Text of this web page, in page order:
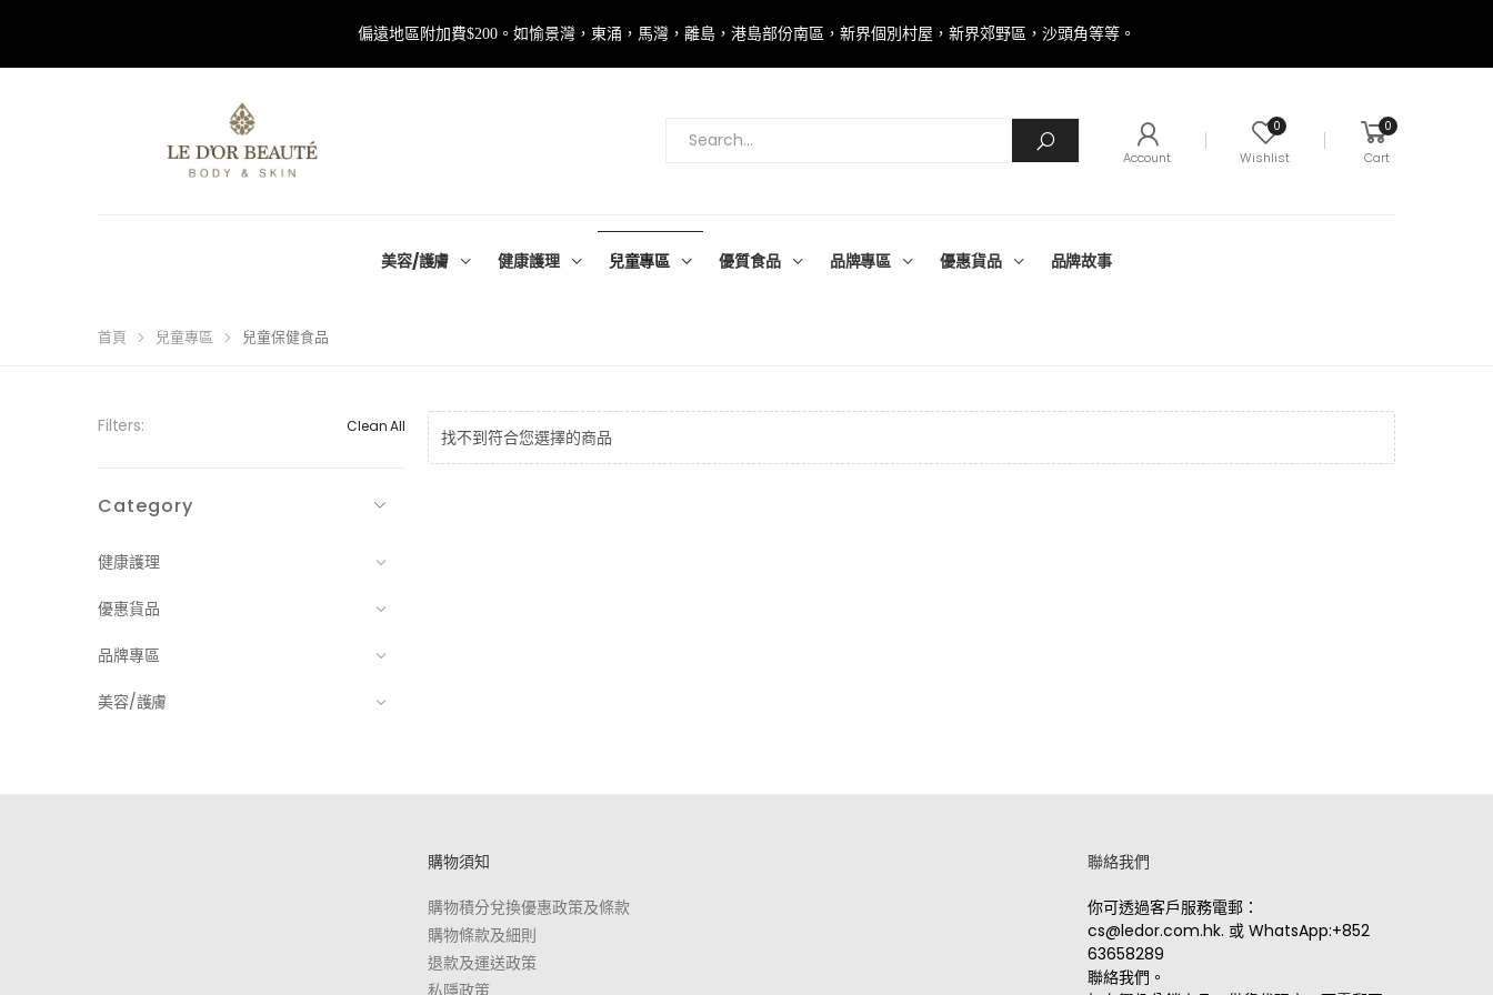
偏遠地區附加費$200。如愉景灣，東涌，馬灣，離島，港島部份南區，新界個別村屋，新界郊野區，沙頭角等等。
Account
0
Wishlist
0
Cart
美容/護膚 健康護理 兒童專區 優質食品 品牌專區 優惠貨品 品牌故事
首頁 兒童專區 兒童保健食品
Filters: Clean All
Category
健康護理
優惠貨品
品牌專區
美容/護膚
找不到符合您選擇的商品
購物須知
購物積分兌換優惠政策及條款
購物條款及細則
退款及運送政策
私隱政策
聯絡我們
你可透過客戶服務電郵：
cs@ledor.com.hk. 或 WhatsApp:+852
63658289
聯絡我們。